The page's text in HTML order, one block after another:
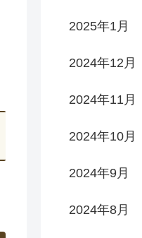
2025年1月
2024年12月
2024年11月
2024年10月
2024年9月
2024年8月